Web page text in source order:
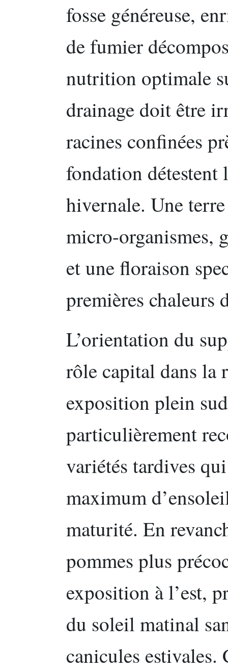
fosse généreuse,
de fumier
nutrition optimale
drainage doit être
racines confinées
fondation détestent
hivernale. Une
micro-organismes,
et une floraison
premières chaleurs
L’orientation du
rôle capital dans la
exposition plein
particulièrement
variétés tardives
maximum
maturité. En
pommes plus
exposition à l’est,
du soleil matinal
canicules estivales.